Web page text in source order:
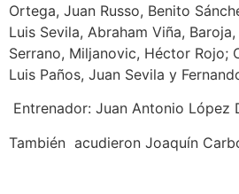
Ortega, Juan Russo, Benito
Luis Sevila, Abraham Viña,
Serrano, Miljanovic, Héctor Rojo;
Luis Paños, Juan Sevila y
Entrenador: Juan Antonio López
También acudieron Joaquín